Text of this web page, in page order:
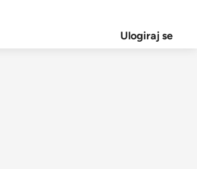
Ulogiraj se